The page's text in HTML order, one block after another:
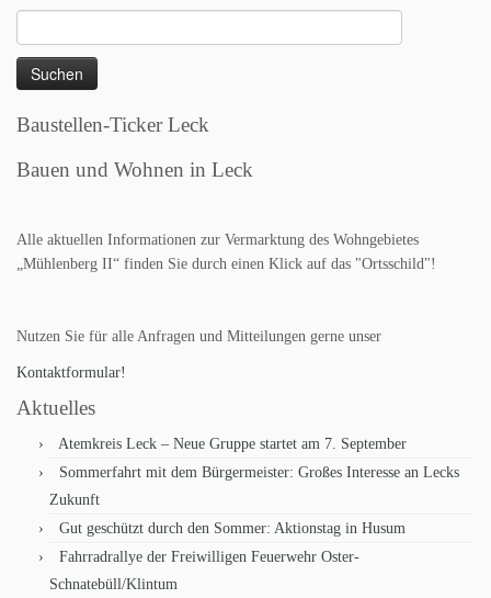
nach:
Baustellen-Ticker Leck
Bauen und Wohnen in Leck
Alle aktuellen Informationen zur Vermarktung des Wohngebietes
„Mühlenberg II“ finden Sie durch einen Klick auf das "Ortsschild"!
Nutzen Sie für alle Anfragen und Mitteilungen gerne unser
Kontaktformular!
Aktuelles
Atemkreis Leck – Neue Gruppe startet am 7. September
Sommerfahrt mit dem Bürgermeister: Großes Interesse an Lecks
Zukunft
Gut geschützt durch den Sommer: Aktionstag in Husum
Fahrradrallye der Freiwilligen Feuerwehr Oster-
Schnatebüll/Klintum